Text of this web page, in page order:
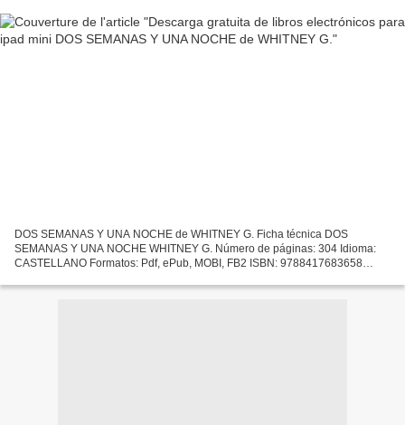
DOS SEMANAS Y UNA NOCHE de WHITNEY G. Ficha técnica DOS
SEMANAS Y UNA NOCHE WHITNEY G. Número de páginas: 304 Idioma:
CASTELLANO Formatos: Pdf, ePub, MOBI, FB2 ISBN: 9788417683658